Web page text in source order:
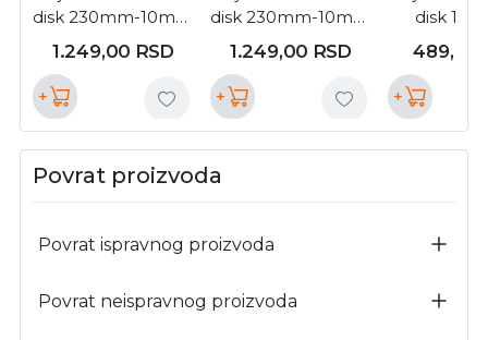
disk 230mm-10mm
super (
DMD012302 )
1.249,00 RSD
+
disk 230mm-10mm
super (
DMD012302 )
1.249,00 RSD
+
disk
489,00
+
Povrat proizvoda
Povrat ispravnog proizvoda
Povrat neispravnog proizvoda